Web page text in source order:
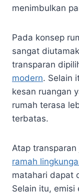
menimbulkan
Pada konsep
sangat
transparan
modern. Selain
kesan ruangan
rumah terasa
terbatas.
Atap
ramah
matahari dapat
Selain itu, emisi